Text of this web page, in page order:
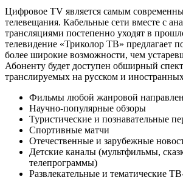
Цифровое TV является самым
телевещания. Кабельные сети вместе с
трансляциями постепенно уходят в
телевидение «Триколор ТВ» предлагает
более широкие возможности, чем
Абоненту будет доступен обширный
транслируемых на русском и
Фильмы любой жанровой
Научно-популярные обзоры
Туристические и познавательные
Спортивные матчи
Отечественные и зарубежные
Детские каналы (мультфильмы,
телепрограммы)
Развлекательные и тематические